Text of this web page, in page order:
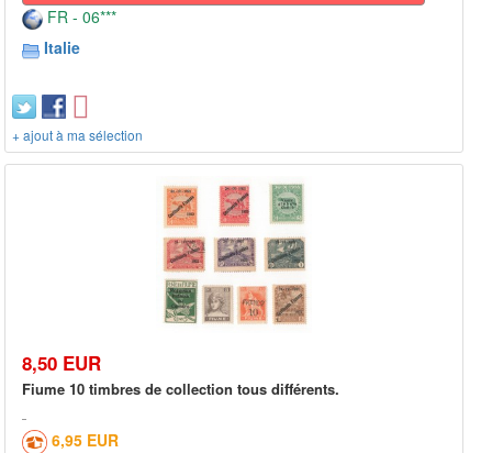
FR - 06***
Italie
+ ajout à ma sélection
8,50 EUR
Fiume 10 timbres de collection tous différents.
6,95 EUR